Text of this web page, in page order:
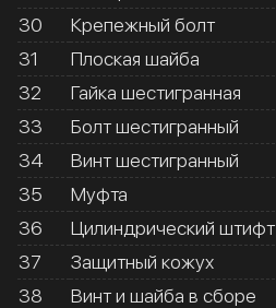
30
Крепежный болт
31
Плоская шайба
32
Гайка шестигранная
33
Болт шестигранный
34
Винт шестигранный
35
Муфта
36
Цилиндрический штифт
37
Защитный кожух
38
Винт и шайба в сборе